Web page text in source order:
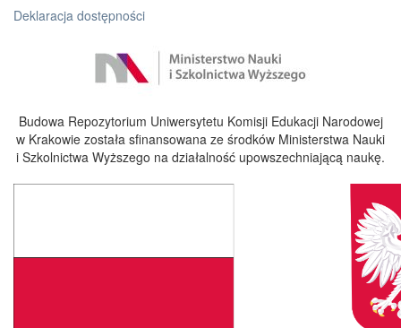
Deklaracja dostępności
Budowa Repozytorium Uniwersytetu Komisji Edukacji Narodowej
w Krakowie została sfinansowana ze środków Ministerstwa Nauki
i Szkolnictwa Wyższego na działalność upowszechniającą naukę.